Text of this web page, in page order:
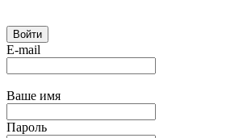
E-mail
Ваше имя
Пароль